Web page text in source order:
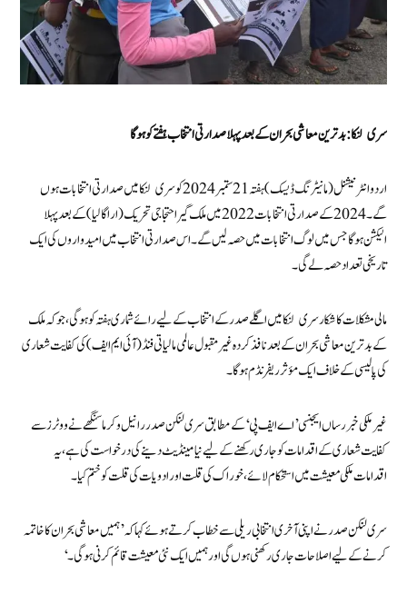
سری لنکا: بدترین معاشی بحران کے بعد پہلا صدارتی انتخاب ہفتے کو ہوگا
اردو انٹرنیشنل (مانیٹرنگ ڈیسک) ہفتہ 21 ستمبر 2024 کو سری لنکا میں صدارتی انتخابات ہوں
گے۔ 2024 کے صدارتی انتخابات 2022 میں ملک گیر احتجاجی تحریک (اراگالیا) کے بعد پہلا
الیکشن ہو گا جس میں لوگ انتخابات میں حصہ لیں گے۔ اس صدارتی انتخاب میں امیدواروں کی ایک
تاریخی تعداد حصہ لے گی۔
مالی مشکلات کا شکار سری لنکا میں اگلے صدر کے انتخاب کے لیے رائے شماری ہفتہ کو ہو گی، جو کہ ملک
کے بدترین معاشی بحران کے بعد نافذ کردہ غیر مقبول عالمی مالیاتی فنڈ (آئی ایم ایف) کی کفایت شعاری
کی پالیسی کے خلاف ایک مؤثر ریفرنڈم ہوگا۔
غیر ملکی خبر رساں ایجنسی ’اے ایف پی‘ کے مطابق سری لنکن صدر رانیل وکرما سنگھے نے ووٹرز سے
کفایت شعاری کے اقدامات کو جاری رکھنے کے لیے نیا مینڈیٹ دینے کی درخواست کی ہے، یہ
اقدامات ملکی معیشت میں استحکام لائے، خوراک کی قلت اور ادویات کی قلت کو ختم کیا۔
سری لنکن صدر نے اپنی آخری انتخابی ریلی سے خطاب کرتے ہوئے کہا کہ ’ہمیں معاشی بحران کا خاتمہ
کرنے کے لیے اصلاحات جاری رکھنی ہوں گی اور ہمیں ایک نئی معیشت قائم کرنی ہوگی۔‘